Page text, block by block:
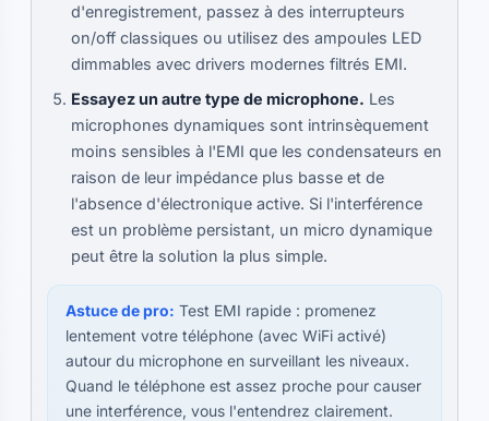
d'enregistrement, passez à des interrupteurs
on/off classiques ou utilisez des ampoules LED
dimmables avec drivers modernes filtrés EMI.
Essayez un autre type de microphone. Les
microphones dynamiques sont intrinsèquement
moins sensibles à l'EMI que les condensateurs en
raison de leur impédance plus basse et de
l'absence d'électronique active. Si l'interférence
est un problème persistant, un micro dynamique
peut être la solution la plus simple.
Astuce de pro: Test EMI rapide : promenez
lentement votre téléphone (avec WiFi activé)
autour du microphone en surveillant les niveaux.
Quand le téléphone est assez proche pour causer
une interférence, vous l'entendrez clairement.